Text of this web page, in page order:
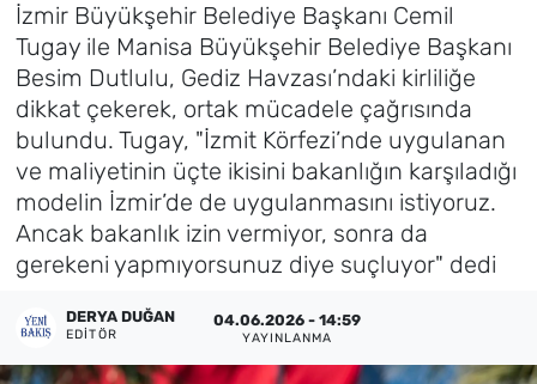
İzmir Büyükşehir Belediye Başkanı Cemil
Tugay ile Manisa Büyükşehir Belediye Başkanı
Besim Dutlulu, Gediz Havzası’ndaki kirliliğe
dikkat çekerek, ortak mücadele çağrısında
bulundu. Tugay, "İzmit Körfezi’nde uygulanan
ve maliyetinin üçte ikisini bakanlığın karşıladığı
modelin İzmir’de de uygulanmasını istiyoruz.
Ancak bakanlık izin vermiyor, sonra da
gerekeni yapmıyorsunuz diye suçluyor" dedi
DERYA DUĞAN
EDITÖR
04.06.2026 - 14:59
YAYINLANMA
Foto Galeri
Künye
İletişim